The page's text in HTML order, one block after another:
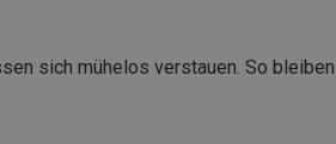
sich mühelos verstauen. So bleiben